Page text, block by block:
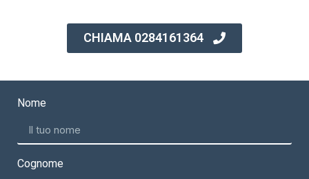
CHIAMA 0284161364
Nome
Cognome